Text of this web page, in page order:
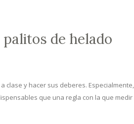
de helado
clase y hacer sus deberes.
que una regla con la que